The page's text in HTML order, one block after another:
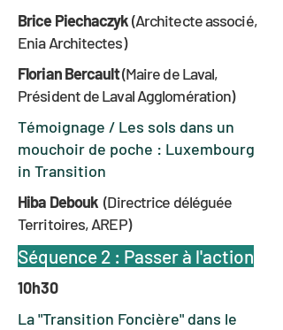
Brice Piechaczyk(Architecte associé,
Enia Architectes)
Florian Bercault(Maire de Laval,
Président de Laval Agglomération)
Témoignage / Les sols dans un
mouchoir de poche : Luxembourg
in Transition
Hiba Debouk (Directrice déléguée
Territoires, AREP)
Séquence 2 : Passer à l'action
10h30
La "Transition Foncière" dans le